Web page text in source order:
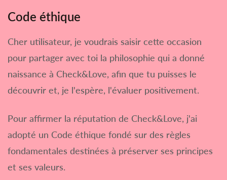
Code éthique
Cher utilisateur, je voudrais saisir cette occasion
pour partager avec toi la philosophie qui a donné
naissance à Check&Love, afin que tu puisses le
découvrir et, je l'espère, l'évaluer positivement.
Pour affirmer la réputation de Check&Love, j'ai
adopté un Code éthique fondé sur des règles
fondamentales destinées à préserver ses principes
et ses valeurs.